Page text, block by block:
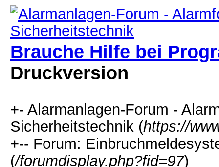
Brauche Hilfe bei
Druckversion
+- Alarmanlagen-Forum -
Sicherheitstechnik (https://
+-- Forum:
(/forumdisplay.php?fid=97)